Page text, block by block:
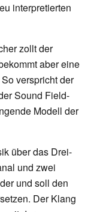
interpretierten
zollt der
aber eine
verspricht der
Sound Field-
Modell der
über das Drei-
und zwei
und soll den
Der Klang